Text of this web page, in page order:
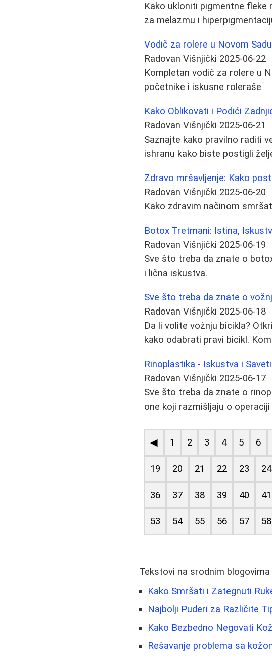
Kako ukloniti pigmentne fleke
za melazmu i
Vodič za rolere u Novom Sadu
Radovan Višnjički 2025-06-22
Kompletan vodič za rolere u
početnike i iskusne roleraše
Kako Oblikovati i Podići
Radovan Višnjički 2025-06-21
Saznajte kako pravilno raditi
ishranu kako biste postigli
Zdravo mršavljenje: Kako
Radovan Višnjički 2025-06-20
Kako zdravim načinom
Botox Tretmani: Istina,
Radovan Višnjički 2025-06-19
Sve što treba da znate o
i lična iskustva.
Sve što treba da znate o
Radovan Višnjički 2025-06-18
Da li volite vožnju bicikla?
kako odabrati pravi bicikl.
Rinoplastika - Iskustva i
Radovan Višnjički 2025-06-17
Sve što treba da znate o
one koji razmišljaju o operaciji
◀ 1 2 3 4 5 6
19 20 21 22 23 24
36 37 38 39 40 41
53 54 55 56 57 58
Tekstovi na srodnim blogovima
Kako Smršati i Zategnuti
Najbolji Puderi za Različite
Kako Bezbedno Negovati
Rešavanje problema sa